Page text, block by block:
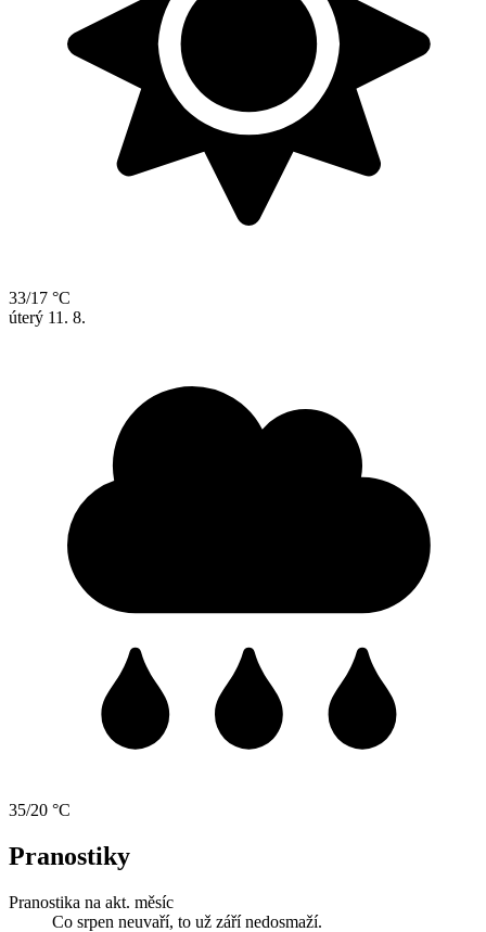
33/17 °C
úterý 11. 8.
35/20 °C
Pranostiky
Pranostika na akt. měsíc
Co srpen neuvaří, to už září nedosmaží.